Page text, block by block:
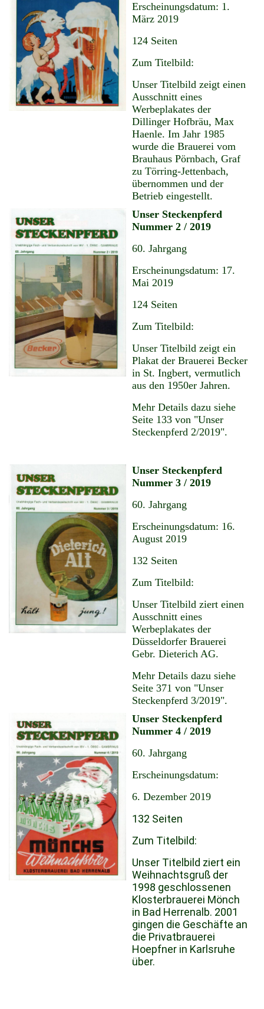
Erscheinungsdatum: 1.
März 2019
124 Seiten
Zum Titelbild:
Unser Titelbild zeigt einen
Ausschnitt eines
Werbeplakates der
Dillinger Hofbräu, Max
Haenle. Im Jahr 1985
wurde die Brauerei vom
Brauhaus Pörnbach, Graf
zu Törring-Jettenbach,
übernommen und der
Betrieb eingestellt.
Unser Steckenpferd
Nummer 2 / 2019
60. Jahrgang
Erscheinungsdatum: 17.
Mai 2019
124 Seiten
Zum Titelbild:
Unser Titelbild zeigt ein
Plakat der Brauerei Becker
in St. Ingbert, vermutlich
aus den 1950er Jahren.
Mehr Details dazu siehe
Seite 133 von "Unser
Steckenpferd 2/2019".
Unser Steckenpferd
Nummer 3 / 2019
60. Jahrgang
Erscheinungsdatum: 16.
August 2019
132 Seiten
Zum Titelbild:
Unser Titelbild ziert einen
Ausschnitt eines
Werbeplakates der
Düsseldorfer Brauerei
Gebr. Dieterich AG.
Mehr Details dazu siehe
Seite 371 von "Unser
Steckenpferd 3/2019".
Unser Steckenpferd
Nummer 4 / 2019
60. Jahrgang
Erscheinungsdatum:
6. Dezember 2019
132 Seiten
Zum Titelbild:
Unser Titelbild ziert ein
Weihnachtsgruß der
1998 geschlossenen
Klosterbrauerei Mönch
in Bad Herrenalb. 2001
gingen die Geschäfte an
die Privatbrauerei
Hoepfner in Karlsruhe
über.